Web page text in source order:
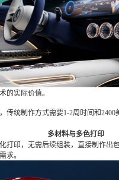
的实际价值。
统制作方式需要1-2周时间和2400
多材料与多色打印
打印，无需后续组装，直接制作出
求。